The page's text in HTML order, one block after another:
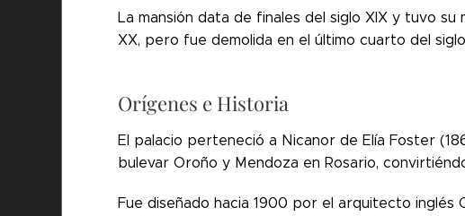
La mansión data de finales del siglo XIX y tuvo
XX, pero fue demolida en el último cuarto del
Orígenes e Historia
El palacio perteneció a Nicanor de Elía Foster
bulevar Oroño y Mendoza en Rosario,
Fue diseñado hacia 1900 por el arquitecto inglés